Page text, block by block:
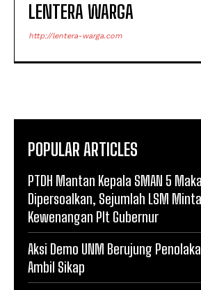
LENTERA WARGA
http://lentera-warga.com
POPULAR ARTICLES
PTDH Mantan Kepala SMAN 5
Dipersoalkan, Sejumlah LSM
Kewenangan Plt Gubernur
Aksi Demo UNM Berujung
Ambil Sikap